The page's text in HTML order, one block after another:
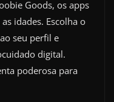
Goods, os apps
idades. Escolha o
seu perfil e
digital.
poderosa para